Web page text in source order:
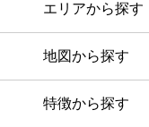
エリアから探す
地図から探す
特徴から探す